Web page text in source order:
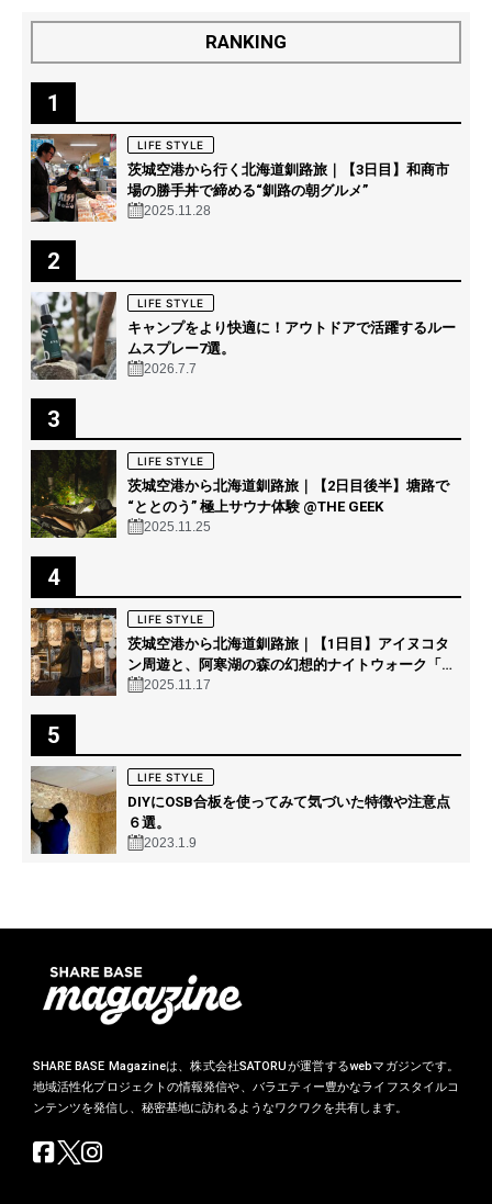
RANKING
1
LIFE STYLE
茨城空港から行く北海道釧路旅｜【3日目】和商市
場の勝手丼で締める“釧路の朝グルメ”
2025.11.28
2
LIFE STYLE
キャンプをより快適に！アウトドアで活躍するルー
ムスプレー7選。
2026.7.7
3
LIFE STYLE
茨城空港から北海道釧路旅｜【2日目後半】塘路で
“ととのう” 極上サウナ体験 @THE GEEK
2025.11.25
4
LIFE STYLE
茨城空港から北海道釧路旅｜【1日目】アイヌコタ
ン周遊と、阿寒湖の森の幻想的ナイトウォーク「カ
ムイルミナ」を体験！
2025.11.17
5
LIFE STYLE
DIYにOSB合板を使ってみて気づいた特徴や注意点
６選。
2023.1.9
SHARE BASE Magazineは、株式会社SATORUが運営するwebマガジンです。
地域活性化プロジェクトの情報発信や、バラエティー豊かなライフスタイルコ
ンテンツを発信し、秘密基地に訪れるようなワクワクを共有します。